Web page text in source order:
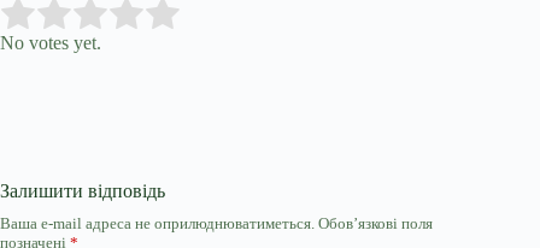
Rate this item:
No votes yet.
Залишити відповідь
Ваша e-mail адреса не оприлюднюватиметься. Обов’язкові поля
позначені *